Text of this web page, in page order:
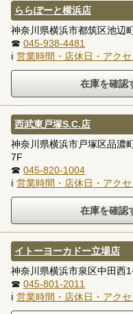
ららぽーと横浜店
神奈川県横浜市都筑区池辺
☎ 045-938-4481
ℹ 営業時間・店休日・アク
西武東戸塚S.C.店
神奈川県横浜市戸塚区品濃
7F
☎ 045-820-1004
ℹ 営業時間・店休日・アク
イトーヨーカドー立場店
神奈川県横浜市泉区中田西
☎ 045-801-2011
ℹ 営業時間・店休日・アク